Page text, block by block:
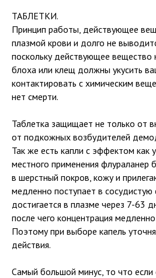
ТАБЛЕТКИ.
Принцип работы, действующее
плазмой крови и долго не
поскольку действующее вещество
блоха или клещ должны укусить
контактировать с химическим
нет смерти.
Таблетка защищает не только от
от подкожных возбудителей
Так же есть капли с эффектом как
местного применения флураланер
в шерстный покров, кожу и
медленно поступает в сосудистую
достигается в плазме через 7-63
после чего концентрация
Поэтому при выборе капель
действия.
Самый большой минус, то что если